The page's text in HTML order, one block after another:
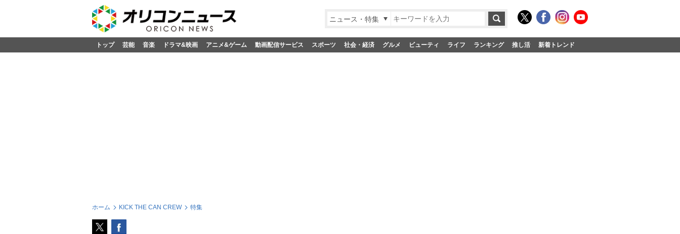
ニュース・特集
トップ 芸能 音楽 ドラマ&映画 アニメ&ゲーム 動画配信サービス スポーツ 社会・経済 グルメ ビューティ ライフ ランキング 推し活 新着トレンド
ホーム KICK THE CAN CREW 特集